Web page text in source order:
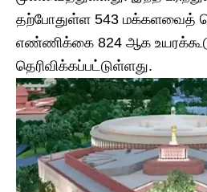
தற்போதுள்ள 543 மக்களவைத்
எண்ணிக்கை 824 ஆக
தெரிவிக்கப்பட்டுள்ளது.